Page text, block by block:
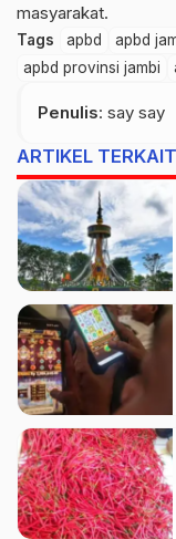
masyarakat.
Tags apbd apbd
apbd provinsi jambi
Penulis: say say
ARTIKEL TERKAIT